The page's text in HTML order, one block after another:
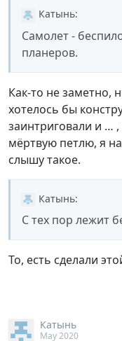
Катынь:
Самолет -
планеров.
Как-то не заметно,
хотелось бы
заинтриговали и … ,
мёртвую петлю, я
слышу такое.
Катынь:
С тех пор лежит
То, есть сделали
Катынь
May 2020